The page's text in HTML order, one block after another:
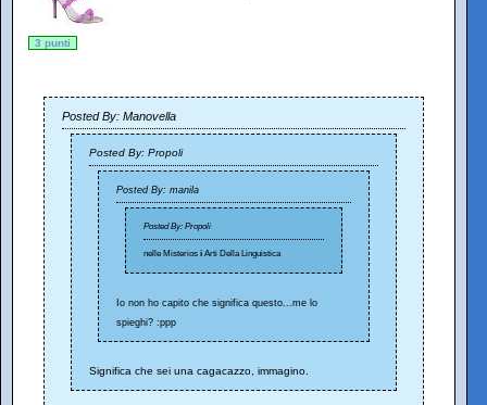
3 punti
Posted By: Manovella
Posted By: Propoli
Posted By: manila
Posted By: Propoli
nelle Misterios i Arti Della Linguistica
Io non ho capito che significa questo...me lo
spieghi? :ppp
Significa che sei una cagacazzo, immagino.